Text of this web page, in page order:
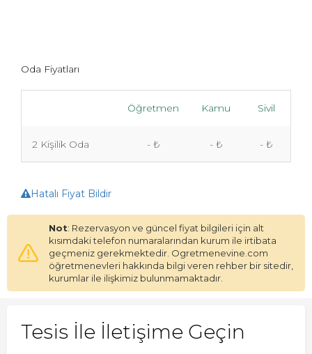
Oda Fiyatları
Öğretmen Kamu Sivil
2 Kişilik Oda - ₺ - ₺ - ₺
Hatalı Fiyat Bildir
Not: Rezervasyon ve güncel fiyat bilgileri için alt
kısımdaki telefon numaralarından kurum ile irtibata
geçmeniz gerekmektedir. Ogretmenevine.com
öğretmenevleri hakkında bilgi veren rehber bir sitedir,
kurumlar ile ilişkimiz bulunmamaktadır.
Tesis İle İletişime Geçin